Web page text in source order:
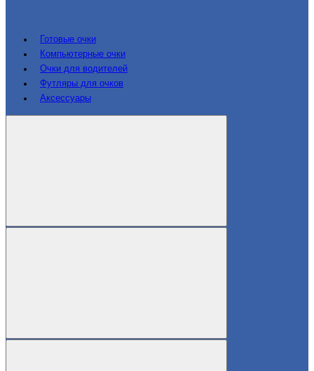
Готовые очки
Компьютерные очки
Очки для водителей
Футляры для очков
Аксессуары